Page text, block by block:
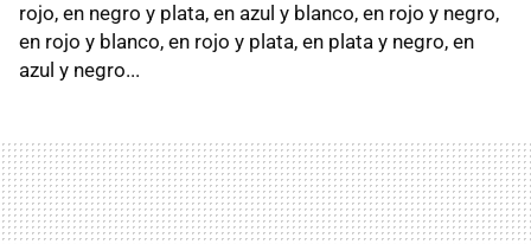
rojo, en negro y plata, en azul y blanco, en rojo y negro,
en rojo y blanco, en rojo y plata, en plata y negro, en
azul y negro...